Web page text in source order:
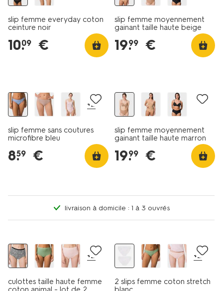
slip femme everyday coton
ceinture noir
10.
09 €
slip femme moyennement
gainant taille haute beige
19.
99 €
+2
slip femme sans coutures
microfibre bleu
8.
59 €
slip femme moyennement
gainant taille haute marron
19.
99 €
livraison à domicile : 1 à 3 ouvrés
+2
culottes taille haute femme
+2
2 slips femme coton stretch